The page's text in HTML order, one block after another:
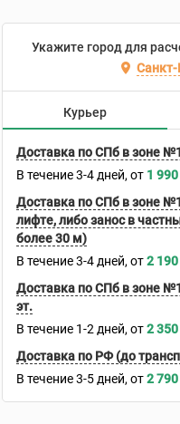
Укажите город для
Санкт-
Курьер
Доставка по СПб в зоне
В течение 3-4 дней 1 990
Доставка по СПб в зоне
лифте, либо занос в
более 30 м)
В течение 3-4 дней 2 190
Доставка по СПб в зоне
эт.
В течение 1-2 дней 2 350
Доставка по РФ (до
В течение 3-5 дней 2 790